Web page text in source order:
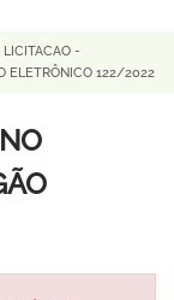
LICITACAO -
ELETRÔNICO 122/2022